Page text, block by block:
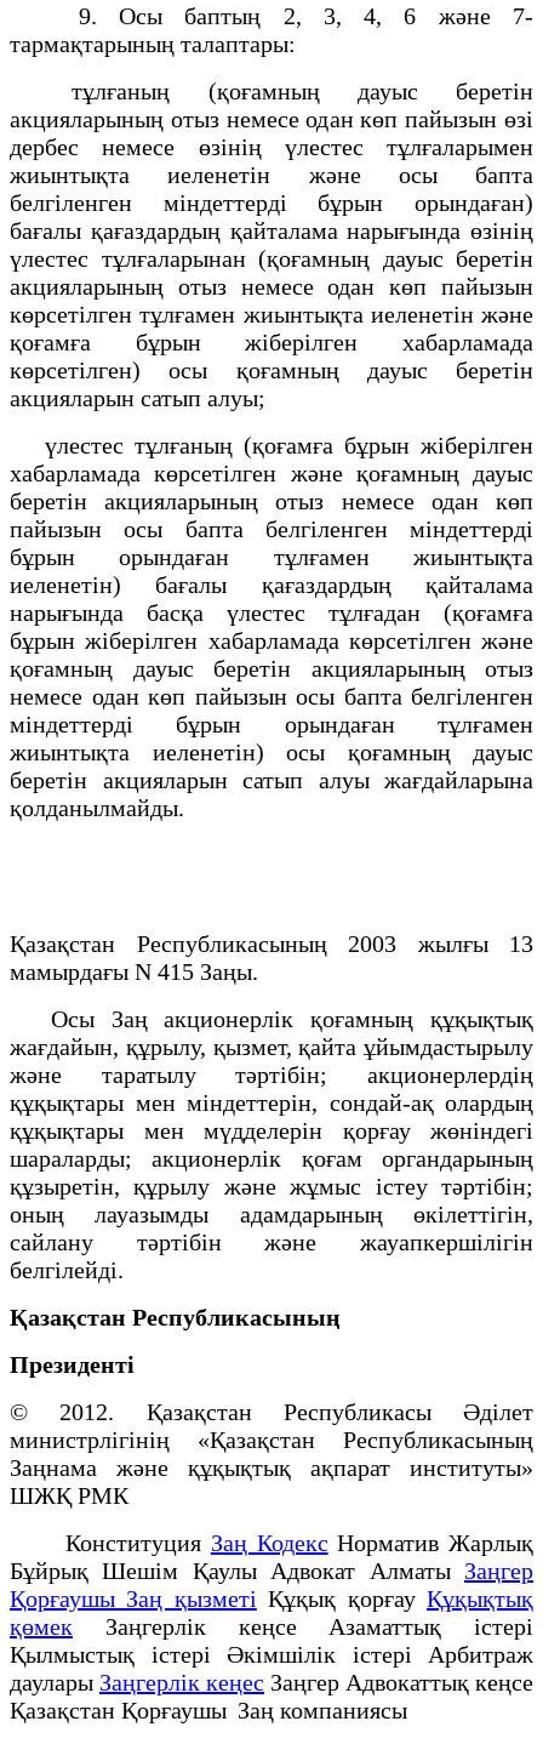
9. Осы баптың 2, 3, 4, 6 және 7-
тармақтарының талаптары:
тұлғаның (қоғамның дауыс беретін
акцияларының отыз немесе одан көп пайызын өзі
дербес немесе өзінің үлестес тұлғаларымен
жиынтықта иеленетін және осы бапта
белгіленген міндеттерді бұрын орындаған)
бағалы қағаздардың қайталама нарығында өзінің
үлестес тұлғаларынан (қоғамның дауыс беретін
акцияларының отыз немесе одан көп пайызын
көрсетілген тұлғамен жиынтықта иеленетін және
қоғамға бұрын жіберілген хабарламада
көрсетілген) осы қоғамның дауыс беретін
акцияларын сатып алуы;
үлестес тұлғаның (қоғамға бұрын жіберілген
хабарламада көрсетілген және қоғамның дауыс
беретін акцияларының отыз немесе одан көп
пайызын осы бапта белгіленген міндеттерді
бұрын орындаған тұлғамен жиынтықта
иеленетін) бағалы қағаздардың қайталама
нарығында басқа үлестес тұлғадан (қоғамға
бұрын жіберілген хабарламада көрсетілген және
қоғамның дауыс беретін акцияларының отыз
немесе одан көп пайызын осы бапта белгіленген
міндеттерді бұрын орындаған тұлғамен
жиынтықта иеленетін) осы қоғамның дауыс
беретін акцияларын сатып алуы жағдайларына
қолданылмайды.
Қазақстан Республикасының 2003 жылғы 13
мамырдағы N 415 Заңы.
Осы Заң акционерлік қоғамның құқықтық
жағдайын, құрылу, қызмет, қайта ұйымдастырылу
және таратылу тәртібін; акционерлердің
құқықтары мен міндеттерін, сондай-ақ олардың
құқықтары мен мүдделерін қорғау жөніндегі
шараларды; акционерлік қоғам органдарының
құзыретін, құрылу және жұмыс істеу тәртібін;
оның лауазымды адамдарының өкілеттігін,
сайлану тәртібін және жауапкершілігін
белгілейді.
Қазақстан Республикасының
Президенті
© 2012. Қазақстан Республикасы Әділет
министрлігінің «Қазақстан Республикасының
Заңнама және құқықтық ақпарат институты»
ШЖҚ РМК
Конституция Заң Кодекс Норматив Жарлық
Бұйрық Шешім Қаулы Адвокат Алматы Заңгер
Қорғаушы Заң қызметі Құқық қорғауҚұқықтық
қөмек Заңгерлік кеңсе Азаматтық істері
Қылмыстық істері Әкімшілік істері Арбитраж
даулары Заңгерлік кеңес Заңгер Адвокаттық кеңсе
Қазақстан Қорғаушы Заң компаниясы